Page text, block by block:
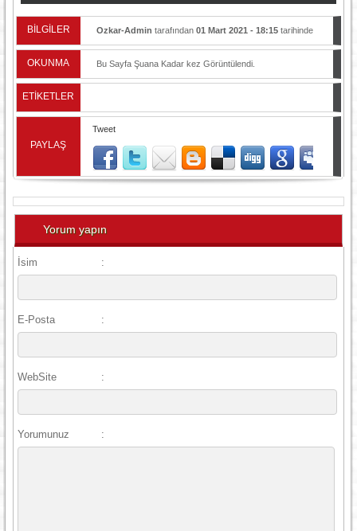
stok bilgisi alabilirsiniz
BİLGİLER Ozkar-Admin tarafından 01 Mart 2021 - 18:15tarihinde
OKUNMA Bu Sayfa Şuana Kadar kez Görüntülendi.
ETİKETLER
PAYLAŞ
Tweet
Yorum yapın
İsim :
E-Posta :
WebSite :
Yorumunuz :